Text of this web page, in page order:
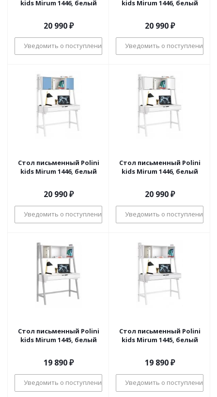
kids Mirum 1446, белый
20 990₽
Уведомить о поступлении
kids Mirum 1446, белый
20 990₽
Уведомить о поступлении
Стол письменный Polini
kids Mirum 1446, белый
20 990₽
Уведомить о поступлении
Стол письменный Polini
kids Mirum 1446, белый
20 990₽
Уведомить о поступлении
Стол письменный Polini
kids Mirum 1445, белый
19 890₽
Уведомить о поступлении
Стол письменный Polini
kids Mirum 1445, белый
19 890₽
Уведомить о поступлении